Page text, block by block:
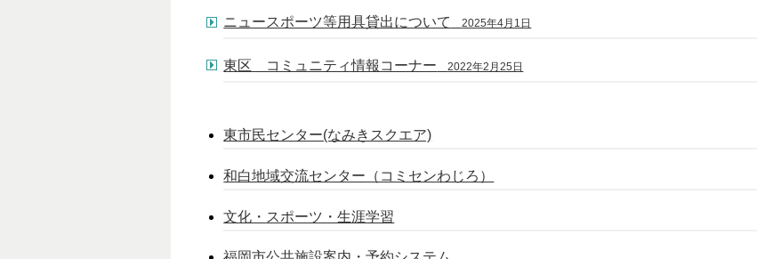
ニュースポーツ等用具貸出について 2025年4月1日
東区 コミュニティ情報コーナー 2022年2月25日
東市民センター(なみきスクエア)
和白地域交流センター（コミセンわじろ）
文化・スポーツ・生涯学習